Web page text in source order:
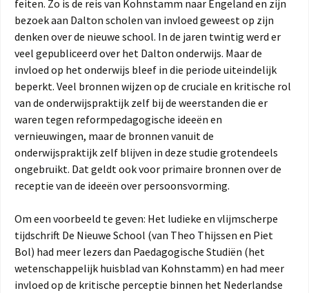
feiten. Zo is de reis van Kohnstamm naar Engeland en zijn
bezoek aan Dalton scholen van invloed geweest op zijn
denken over de nieuwe school. In de jaren twintig werd er
veel gepubliceerd over het Dalton onderwijs. Maar de
invloed op het onderwijs bleef in die periode uiteindelijk
beperkt. Veel bronnen wijzen op de cruciale en kritische rol
van de onderwijspraktijk zelf bij de weerstanden die er
waren tegen reformpedagogische ideeën en
vernieuwingen, maar de bronnen vanuit de
onderwijspraktijk zelf blijven in deze studie grotendeels
ongebruikt. Dat geldt ook voor primaire bronnen over de
receptie van de ideeën over persoonsvorming.
Om een voorbeeld te geven: Het ludieke en vlijmscherpe
tijdschrift De Nieuwe School (van Theo Thijssen en Piet
Bol) had meer lezers dan Paedagogische Studiën (het
wetenschappelijk huisblad van Kohnstamm) en had meer
invloed op de kritische perceptie binnen het Nederlandse